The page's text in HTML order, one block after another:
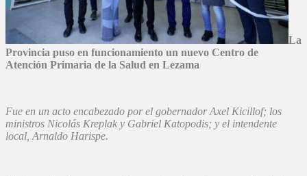
La
Provincia puso en funcionamiento un nuevo Centro de
Atención Primaria de la Salud en Lezama
Fue en un acto encabezado por el gobernador Axel Kicillof; los
ministros Nicolás Kreplak y Gabriel Katopodis; y el intendente
local, Arnaldo Harispe.